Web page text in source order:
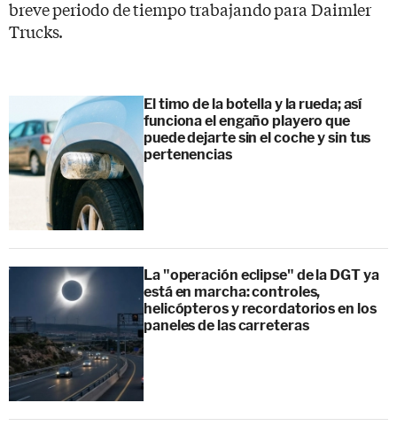
breve periodo de tiempo trabajando para Daimler
Trucks.
El timo de la botella y la rueda; así
funciona el engaño playero que
puede dejarte sin el coche y sin tus
pertenencias
La "operación eclipse" de la DGT ya
está en marcha: controles,
helicópteros y recordatorios en los
paneles de las carreteras